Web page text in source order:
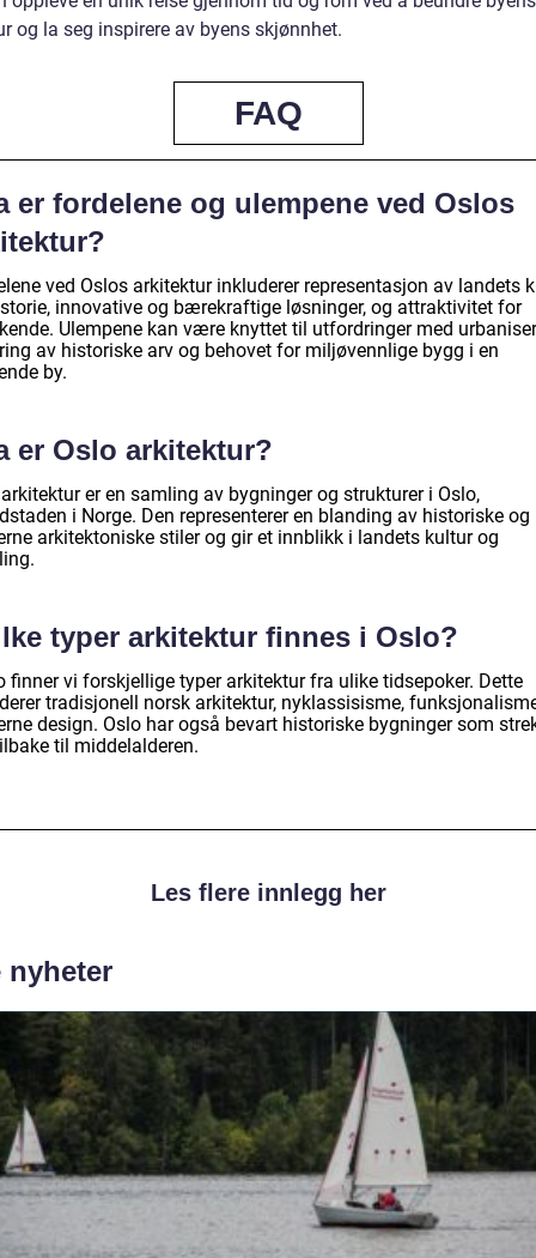
og la seg inspirere av byens skjønnhet.
FAQ
er fordelene og ulempene ved Oslos
ved Oslos arkitektur inkluderer representasjon av landets
innovative og bærekraftige løsninger, og attraktivitet for
Ulempene kan være knyttet til utfordringer med
av historiske arv og behovet for miljøvennlige bygg i en
by.
er Oslo arkitektur?
er en samling av bygninger og strukturer i Oslo,
i Norge. Den representerer en blanding av historiske og
arkitektoniske stiler og gir et innblikk i landets kultur og
typer arkitektur finnes i Oslo?
finner vi forskjellige typer arkitektur fra ulike tidsepoker. Dette
tradisjonell norsk arkitektur, nyklassisisme,
design. Oslo har også bevart historiske bygninger som
til middelalderen.
Les flere innlegg her
nyheter